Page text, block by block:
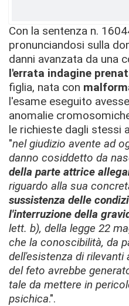
Con la sentenza n.
pronunciandosi sulla
danni avanzata da una
l'errata indagine
figlia, nata con
l'esame eseguito
anomalie
le richieste dagli stessi
"nel giudizio avente ad
danno cosiddetto da
della parte attrice
riguardo alla sua
sussistenza delle
l'interruzione della
lett. b), della legge 22
che la conoscibilità, da
dell'esistenza di
del feto avrebbe
tale da mettere in
psichica.".